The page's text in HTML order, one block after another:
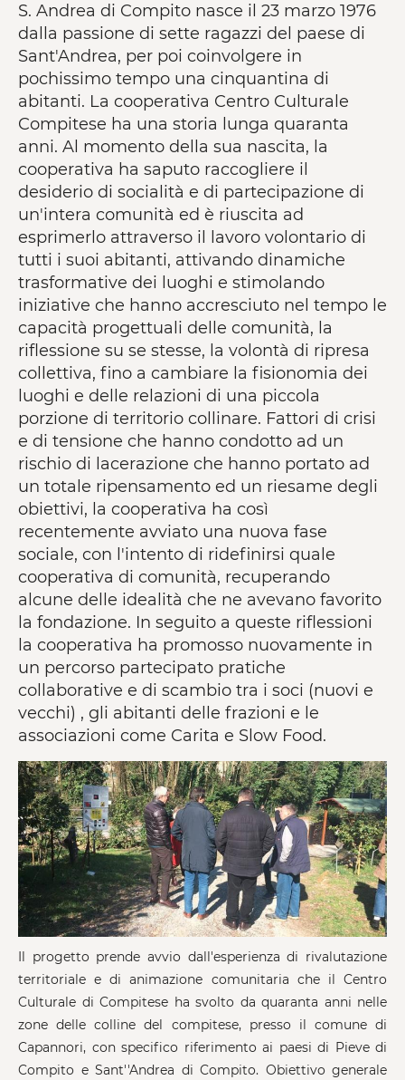
S. Andrea di Compito nasce il 23 marzo 1976
dalla passione di sette ragazzi del paese di
Sant'Andrea, per poi coinvolgere in
pochissimo tempo una cinquantina di
abitanti. La cooperativa Centro Culturale
Compitese ha una storia lunga quaranta
anni. Al momento della sua nascita, la
cooperativa ha saputo raccogliere il
desiderio di socialità e di partecipazione di
un'intera comunità ed è riuscita ad
esprimerlo attraverso il lavoro volontario di
tutti i suoi abitanti, attivando dinamiche
trasformative dei luoghi e stimolando
iniziative che hanno accresciuto nel tempo le
capacità progettuali delle comunità, la
riflessione su se stesse, la volontà di ripresa
collettiva, fino a cambiare la fisionomia dei
luoghi e delle relazioni di una piccola
porzione di territorio collinare. Fattori di crisi
e di tensione che hanno condotto ad un
rischio di lacerazione che hanno portato ad
un totale ripensamento ed un riesame degli
obiettivi, la cooperativa ha così
recentemente avviato una nuova fase
sociale, con l'intento di ridefinirsi quale
cooperativa di comunità, recuperando
alcune delle idealità che ne avevano favorito
la fondazione. In seguito a queste riflessioni
la cooperativa ha promosso nuovamente in
un percorso partecipato pratiche
collaborative e di scambio tra i soci (nuovi e
vecchi) , gli abitanti delle frazioni e le
associazioni come Carita e Slow Food.
Il progetto prende avvio dall'esperienza di rivalutazione
territoriale e di animazione comunitaria che il Centro
Culturale di Compitese ha svolto da quaranta anni nelle
zone delle colline del compitese, presso il comune di
Capannori, con specifico riferimento ai paesi di Pieve di
Compito e Sant''Andrea di Compito. Obiettivo generale